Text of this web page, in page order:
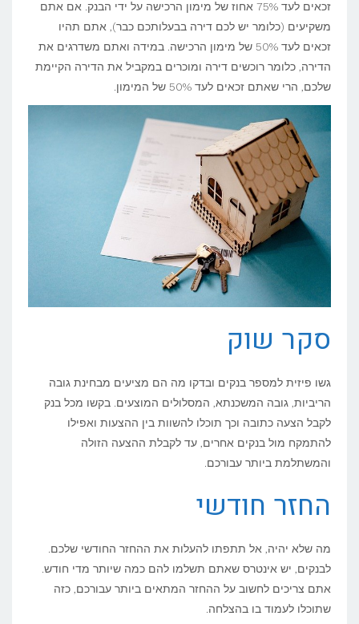
זכאים לעד 75% אחוז של מימון הרכישה על ידי הבנק. אם אתם
משקיעים (כלומר יש לכם דירה בבעלותכם כבר), אתם תהיו
זכאים לעד 50% של מימון הרכישה. במידה ואתם משדרגים את
הדירה, כלומר רוכשים דירה ומוכרים במקביל את הדירה הקיימת
שלכם, הרי שאתם זכאים לעד 50% של המימון.
סקר שוק
גשו פיזית למספר בנקים ובדקו מה הם מציעים מבחינת גובה
הריביות, גובה המשכנתא, המסלולים המוצעים. בקשו מכל בנק
לקבל הצעה כתובה וכך תוכלו להשוות בין ההצעות ואפילו
להתמקח מול בנקים אחרים, עד לקבלת ההצעה הזולה
והמשתלמת ביותר עבורכם.
החזר חודשי
מה שלא יהיה, אל תתפתו להעלות את ההחזר החודשי שלכם.
לבנקים, יש אינטרס שאתם תשלמו להם כמה שיותר מדי חודש.
אתם צריכים לחשוב על ההחזר המתאים ביותר עבורכם, כזה
שתוכלו לעמוד בו בהצלחה.